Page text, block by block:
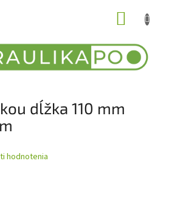
dĺžka 110 mm
hodnotenia